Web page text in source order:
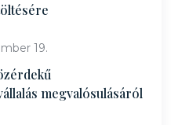
19.
megvalósulásáról